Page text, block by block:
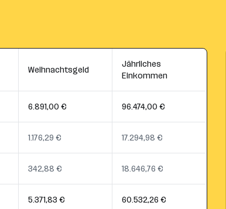
Weihnachtsgeld
Jährliches
Einkommen
6.891,00 € 96.474,00 €
1.176,29 € 17.294,98 €
342,88 € 18.646,76 €
5.371,83 € 60.532,26 €